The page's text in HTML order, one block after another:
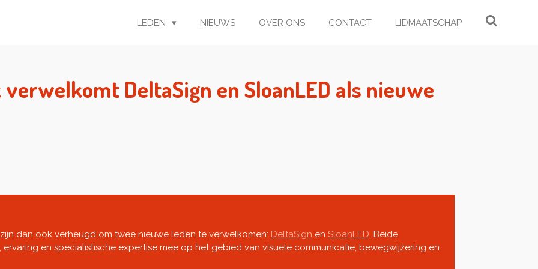
LEDEN NIEUWS OVER ONS CONTACT LIDMAATSCHAP
DeltaSign en SloanLED als nieuwe
dan ook verheugd om twee nieuwe leden te verwelkomen: DeltaSign en SloanLED. Beide
en specialistische expertise mee op het gebied van visuele communicatie, bewegwijzering en